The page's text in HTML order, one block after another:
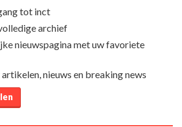
tot inct
archief
nieuwspagina met uw favoriete
nieuws en breaking news